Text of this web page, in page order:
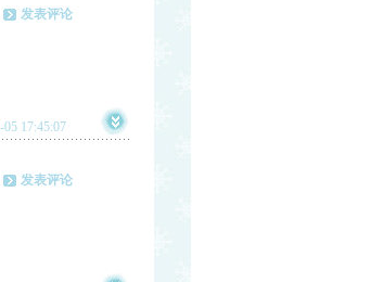
发表评论
05 17:45:07
发表评论